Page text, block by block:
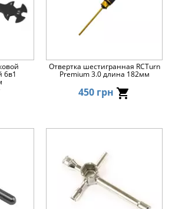
6в1
Отвертка шестигранная RCTurn
Premium 3.0 длина 182мм
450 грн